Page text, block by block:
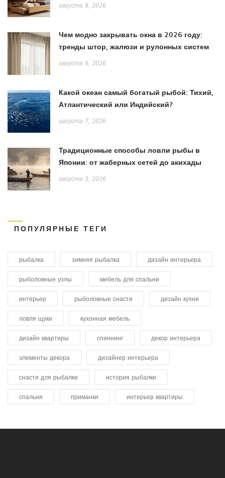
августа 8, 2026
Чем модно закрывать окна в 2026 году:
тренды штор, жалюзи и рулонных систем
августа 6, 2026
Какой океан самый богатый рыбой: Тихий,
Атлантический или Индийский?
августа 7, 2026
Традиционные способы ловли рыбы в
Японии: от жаберных сетей до акихады
августа 3, 2026
ПОПУЛЯРНЫЕ ТЕГИ
рыбалка зимняя рыбалка дизайн интерьера
рыболовные узлы мебель для спальни
интерьер рыболовные снасти дизайн кухни
ловля щуки кухонная мебель
дизайн квартиры спиннинг декор интерьера
элементы декора дизайнер интерьера
снасти для рыбалки история рыбалки
спальня приманки интерьер квартиры